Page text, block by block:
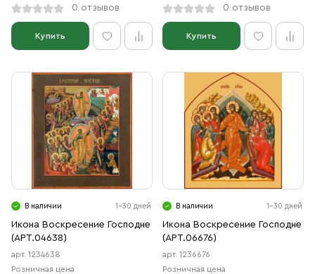
0 отзывов
Купить
0 отзывов
Купить
В наличии 1-30 дней
Икона Воскресение Господне
(АРТ.04638)
арт. 1234638
Розничная цена
В наличии 1-30 дней
Икона Воскресение Господне
(АРТ.06676)
арт. 1236676
Розничная цена